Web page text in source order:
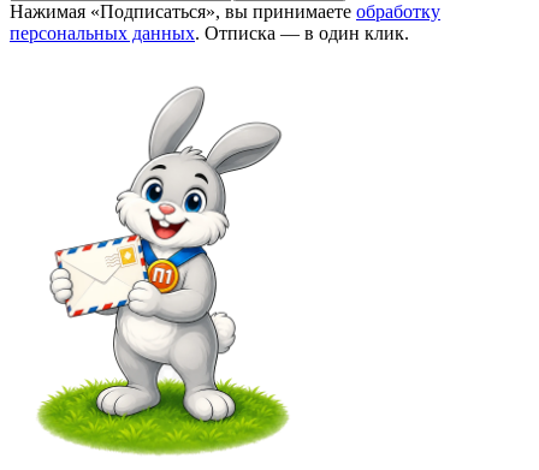
Нажимая «Подписаться», вы принимаете обработку
персональных данных. Отписка — в один клик.